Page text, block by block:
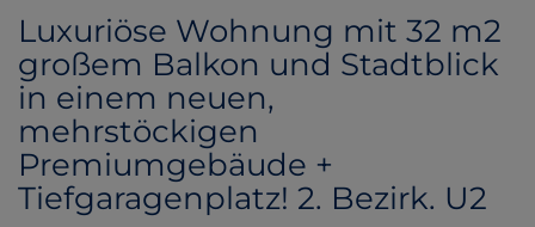
Luxuriöse Wohnung mit 32 m2
großem Balkon und Stadtblick
in einem neuen,
mehrstöckigen
Premiumgebäude +
Tiefgaragenplatz! 2. Bezirk. U2